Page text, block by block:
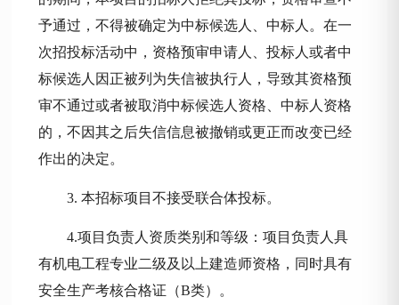
予通过，不得被确定为中标候选人、中标人。在一
次招投标活动中，资格预审申请人、投标人或者中
标候选人因正被列为失信被执行人，导致其资格预
审不通过或者被取消中标候选人资格、中标人资格
的，不因其之后失信信息被撤销或更正而改变已经
作出的决定。
3.本招标项目不接受联合体投标。
4.项目负责人资质类别和等级：项目负责人具
有机电工程专业二级及以上建造师资格，同时具有
安全生产考核合格证（B类）。